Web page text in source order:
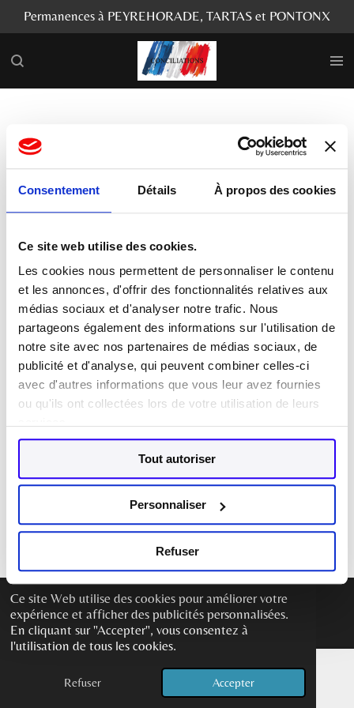
Ce site Web utilise des cookies pour améliorer votre
expérience et afficher des publicités personnalisées.
En cliquant sur "Accepter", vous consentez à
l'utilisation de tous les cookies.
Refuser Accepter
Consentement Détails À propos des cookies
Ce site web utilise des cookies.
Les cookies nous permettent de personnaliser le contenu
et les annonces, d'offrir des fonctionnalités relatives aux
médias sociaux et d'analyser notre trafic. Nous
partageons également des informations sur l'utilisation de
notre site avec nos partenaires de médias sociaux, de
publicité et d'analyse, qui peuvent combiner celles-ci
avec d'autres informations que vous leur avez fournies
ou qu'ils ont collectées lors de votre utilisation de leurs
Tout autoriser
Personnaliser
Refuser
Passer
au
contenu
Permanences à PEYREHORADE, TARTAS et PONTONX
CONCILIER
Protection
fonctionnelle :
Réponse du
Ministère de la
Mot de passe requis
Les conciliateurs de justice peuvent obtenir le code
d'accès à ces articles en le demandant à
leila.belhassen@conciliateurjustice.fr
Mot de passe
E-mail Carte